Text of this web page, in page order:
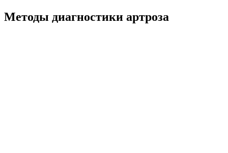
Методы диагностики артроза